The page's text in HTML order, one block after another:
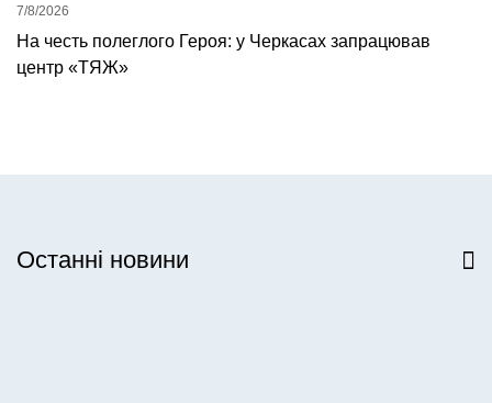
На честь полеглого Героя: у Черкасах запрацював
центр «ТЯЖ»
7/8/2026
Останні новини